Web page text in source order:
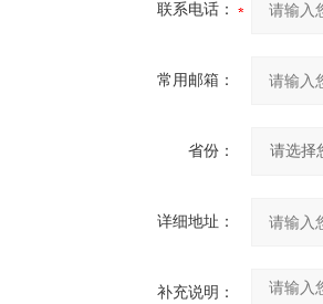
联系电话：
常用邮箱：
省份：
详细地址：
补充说明：